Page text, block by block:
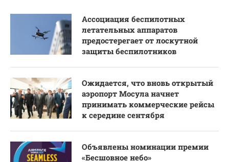
Ассоциация беспилотных
летательных аппаратов
предостерегает от лоскутной
защиты беспилотников
Ожидается, что вновь открытый
аэропорт Мосула начнет
принимать коммерческие рейсы
к середине сентября
Объявлены номинации премии
«Бесшовное небо»